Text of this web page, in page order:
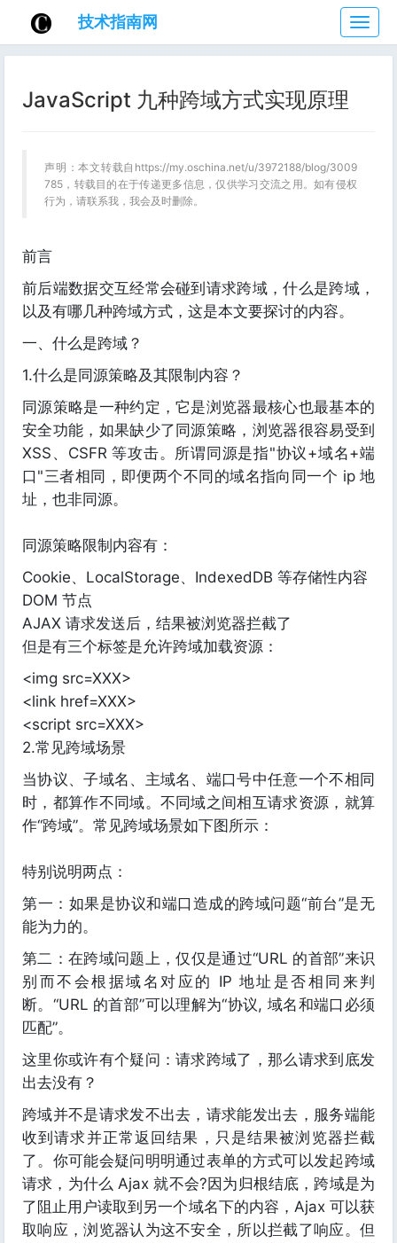
技
术
指
技术指南网
JavaScript 九种跨域方式实现原理
声明：本文转载自https://my.oschina.net/u/3972188/blog/3009
785，转载目的在于传递更多信息，仅供学习交流之用。如有侵权
行为，请联系我，我会及时删除。
前言
前后端数据交互经常会碰到请求跨域，什么是跨域，
以及有哪几种跨域方式，这是本文要探讨的内容。
一、什么是跨域？
1.什么是同源策略及其限制内容？
同源策略是一种约定，它是浏览器最核心也最基本的
安全功能，如果缺少了同源策略，浏览器很容易受到
XSS、CSFR 等攻击。所谓同源是指"协议+域名+端
口"三者相同，即便两个不同的域名指向同一个 ip 地
址，也非同源。
同源策略限制内容有：
Cookie、LocalStorage、IndexedDB 等存储性内容
DOM 节点
AJAX 请求发送后，结果被浏览器拦截了
但是有三个标签是允许跨域加载资源：
<img src=XXX>
<link href=XXX>
<script src=XXX>
2.常见跨域场景
当协议、子域名、主域名、端口号中任意一个不相同
时，都算作不同域。不同域之间相互请求资源，就算
作“跨域”。常见跨域场景如下图所示：
特别说明两点：
第一：如果是协议和端口造成的跨域问题“前台”是无
能为力的。
第二：在跨域问题上，仅仅是通过“URL 的首部”来识
别而不会根据域名对应的 IP 地址是否相同来判
断。“URL 的首部”可以理解为“协议, 域名和端口必须
匹配”。
这里你或许有个疑问：请求跨域了，那么请求到底发
出去没有？
跨域并不是请求发不出去，请求能发出去，服务端能
收到请求并正常返回结果，只是结果被浏览器拦截
了。你可能会疑问明明通过表单的方式可以发起跨域
请求，为什么 Ajax 就不会?因为归根结底，跨域是为
了阻止用户读取到另一个域名下的内容，Ajax 可以获
取响应，浏览器认为这不安全，所以拦截了响应。但